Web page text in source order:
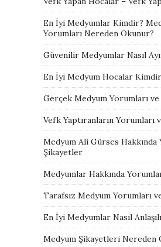
En İyi Medyumlar Kimdir?
Yorumları Nereden Okunur?
Güvenilir Medyumlar Nasıl
En İyi Medyum Hocalar
Gerçek Medyum Yorumları
Vefk Yaptıranların Yorumları
Medyum Ali Gürses Hakkında
Şikayetler
Medyumlar Hakkında
Tarafsız Medyum Yorumları
En İyi Medyumlar Nasıl
Medyum Şikayetleri Nereden